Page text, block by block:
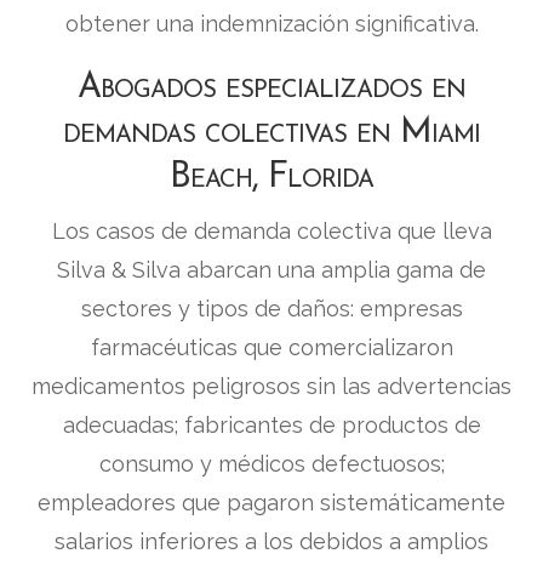
obtener una indemnización significativa.
Abogados especializados en
demandas colectivas en Miami
Beach, Florida
Los casos de demanda colectiva que lleva
Silva & Silva abarcan una amplia gama de
sectores y tipos de daños: empresas
farmacéuticas que comercializaron
medicamentos peligrosos sin las advertencias
adecuadas; fabricantes de productos de
consumo y médicos defectuosos;
empleadores que pagaron sistemáticamente
salarios inferiores a los debidos a amplios